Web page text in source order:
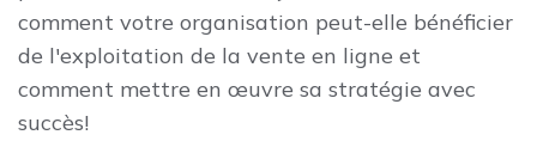
comment votre organisation peut-elle bénéficier
de l'exploitation de la vente en ligne et
comment mettre en œuvre sa stratégie avec
succès!